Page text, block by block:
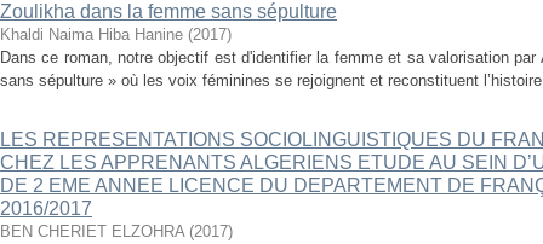
Zoulikha dans la femme sans sépulture
Khaldi Naima Hiba Hanine (2017)
Dans ce roman, notre objectif est d'identifier la femme et sa valorisation
sans sépulture » où les voix féminines se rejoignent et reconstituent
LES REPRESENTATIONS SOCIOLINGUISTIQUES DU
CHEZ LES APPRENANTS ALGERIENS ETUDE AU SEIN
DE 2 EME ANNEE LICENCE DU DEPARTEMENT DE
2016/2017
BEN CHERIET ELZOHRA (2017)